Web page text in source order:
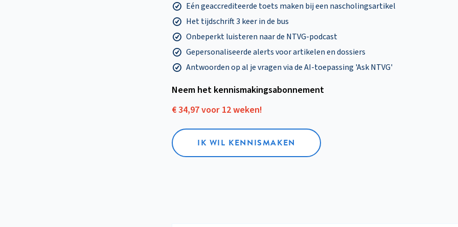
Eén geaccrediteerde toets maken bij een nascholingsartikel
Het tijdschrift 3 keer in de bus
Onbeperkt luisteren naar de NTVG-podcast
Gepersonaliseerde alerts voor artikelen en dossiers
Antwoorden op al je vragen via de AI-toepassing 'Ask NTVG'
Neem het kennismakings­abonnement
€ 34,97 voor 12 weken!
IK WIL KENNISMAKEN